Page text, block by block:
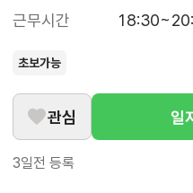
근무시간
초보가능
관심 일
3일전 등록